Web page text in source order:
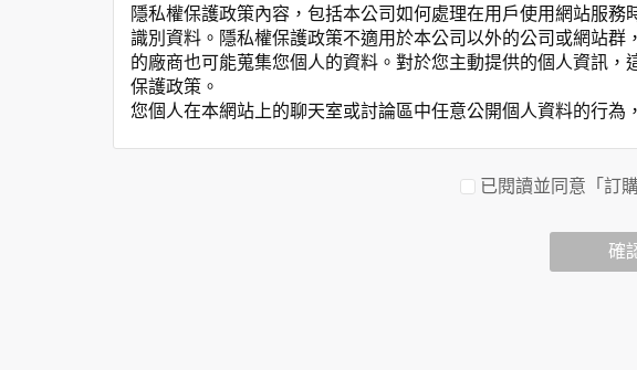
隱私權保護政策內容，包括本公司如何處理在用戶使用網站服
識別資料。隱私權保護政策不適用於本公司以外的公司或網站
的廠商也可能蒐集您個人的資料。對於您主動提供的個人資訊
保護政策。
您個人在本網站上的聊天室或討論區中任意公開個人資料的行
為了在本網站提供您最佳的互動性服務，可能會請您提供相關個
於一般瀏覽時，伺服器會自行記錄相關行徑，包括您使用連線
已閱讀並同意「訂
確